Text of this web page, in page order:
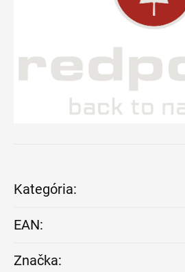
Kategória:
EAN:
Značka: